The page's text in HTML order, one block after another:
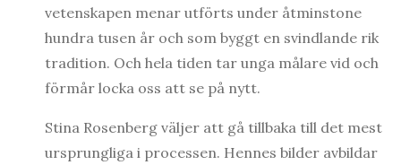
vetenskapen menar utförts under åtminstone
hundra tusen år och som byggt en svindlande rik
tradition. Och hela tiden tar unga målare vid och
förmår locka oss att se på nytt.
Stina Rosenberg väljer att gå tillbaka till det mest
ursprungliga i processen. Hennes bilder avbildar